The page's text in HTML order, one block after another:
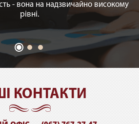
- вона на надзвичайно високому
рівні.
КОНТАКТИ